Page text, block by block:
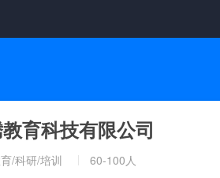
育科技有限公司
/科研/培训 60-100人